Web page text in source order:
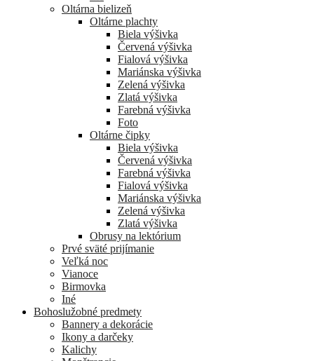
Oltárna bielizeň
Oltárne plachty
Biela výšivka
Červená výšivka
Fialová výšivka
Mariánska výšivka
Zelená výšivka
Zlatá výšivka
Farebná výšivka
Foto
Oltárne čipky
Biela výšivka
Červená výšivka
Farebná výšivka
Fialová výšivka
Mariánska výšivka
Zelená výšivka
Zlatá výšivka
Obrusy na lektórium
Prvé sväté prijímanie
Veľká noc
Vianoce
Birmovka
Iné
Bohoslužobné predmety
Bannery a dekorácie
Ikony a darčeky
Kalichy